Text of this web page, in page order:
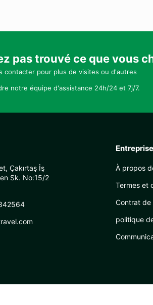
pas trouvé ce que vous
contacter pour plus de visites ou d'autres
notre équipe d'assistance 24h/24 et 7j/7.
Çakırtaş İş
Sk. No:15/2
Entreprise
À propos
Termes et
Contrat de
politique